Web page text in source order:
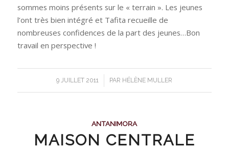
sommes moins présents sur le « terrain ». Les jeunes
l’ont très bien intégré et Tafita recueille de
nombreuses confidences de la part des jeunes…Bon
travail en perspective !
9 JUILLET 2011
/ PAR HÉLÈNE MULLER
ANTANIMORA
MAISON CENTRALE